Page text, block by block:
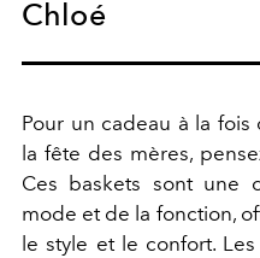
Chloé
Pour un cadeau à la
la fête des mères,
Ces baskets sont une
mode et de la fonction,
le style et le confort.